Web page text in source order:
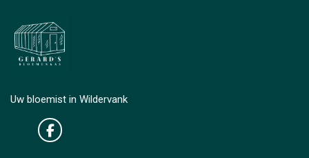
Uw bloemist in Wildervank